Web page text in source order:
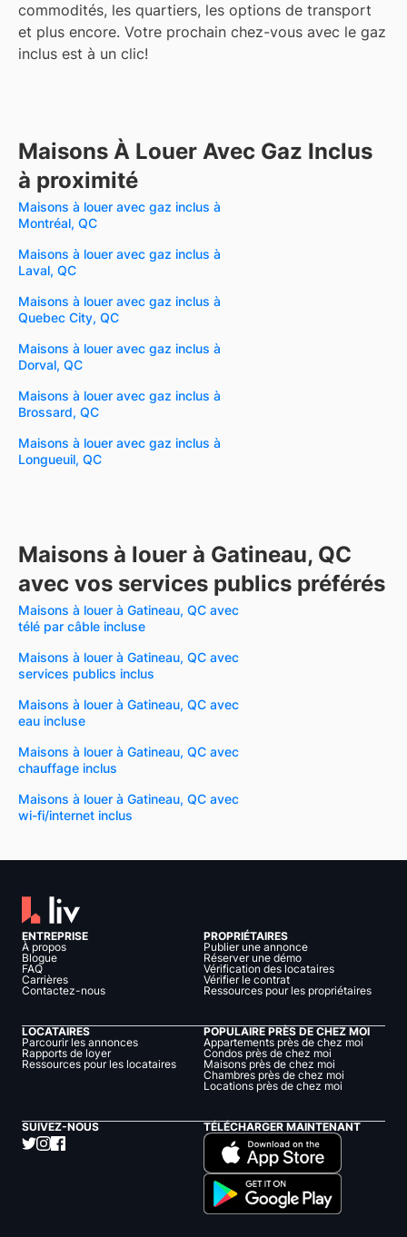
commodités, les quartiers, les options de transport
et plus encore. Votre prochain chez-vous avec le gaz
inclus est à un clic!
Maisons À Louer Avec Gaz Inclus
à proximité
Maisons à louer avec gaz inclus à
Montréal, QC
Maisons à louer avec gaz inclus à
Laval, QC
Maisons à louer avec gaz inclus à
Quebec City, QC
Maisons à louer avec gaz inclus à
Dorval, QC
Maisons à louer avec gaz inclus à
Brossard, QC
Maisons à louer avec gaz inclus à
Longueuil, QC
Maisons à louer à Gatineau, QC
avec vos services publics préférés
Maisons à louer à Gatineau, QC avec
télé par câble incluse
Maisons à louer à Gatineau, QC avec
services publics inclus
Maisons à louer à Gatineau, QC avec
eau incluse
Maisons à louer à Gatineau, QC avec
chauffage inclus
Maisons à louer à Gatineau, QC avec
wi-fi/internet inclus
ENTREPRISE
À propos
Blogue
FAQ
Carrières
Contactez-nous
PROPRIÉTAIRES
Publier une annonce
Réserver une démo
Vérification des locataires
Vérifier le contrat
Ressources pour les propriétaires
LOCATAIRES
Parcourir les annonces
Rapports de loyer
Ressources pour les locataires
POPULAIRE PRÈS DE CHEZ MOI
Appartements près de chez moi
Condos près de chez moi
Maisons près de chez moi
Chambres près de chez moi
Locations près de chez moi
SUIVEZ-NOUS TÉLÉCHARGER MAINTENANT